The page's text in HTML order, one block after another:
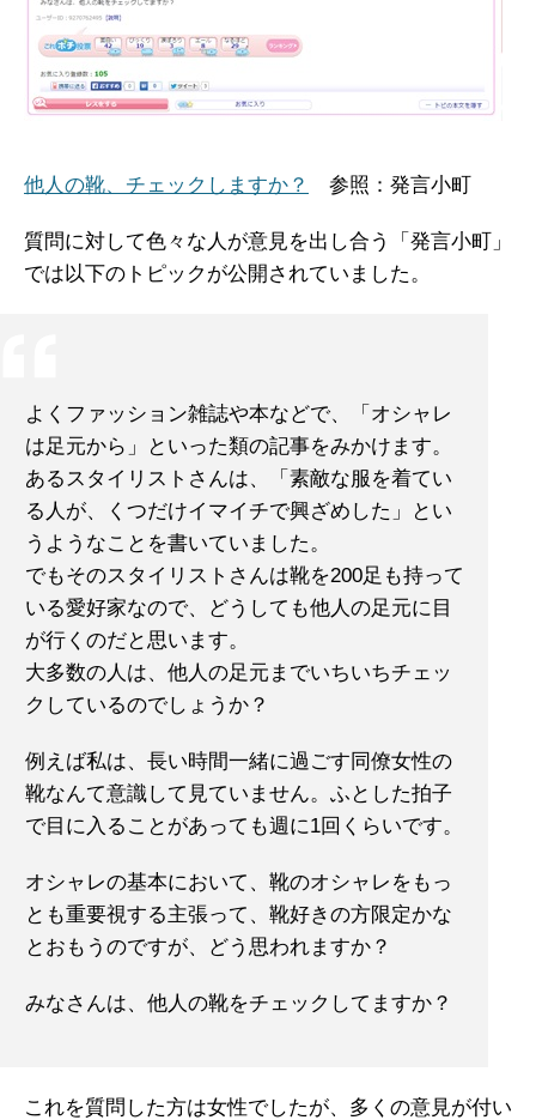
他人の靴、チェックしますか？ 参照：発言小町
質問に対して色々な人が意見を出し合う「発言小町」
では以下のトピックが公開されていました。
よくファッション雑誌や本などで、「オシャレ
は足元から」といった類の記事をみかけます。
あるスタイリストさんは、「素敵な服を着てい
る人が、くつだけイマイチで興ざめした」とい
うようなことを書いていました。
でもそのスタイリストさんは靴を200足も持って
いる愛好家なので、どうしても他人の足元に目
が行くのだと思います。
大多数の人は、他人の足元までいちいちチェッ
クしているのでしょうか？
例えば私は、長い時間一緒に過ごす同僚女性の
靴なんて意識して見ていません。ふとした拍子
で目に入ることがあっても週に1回くらいです。
オシャレの基本において、靴のオシャレをもっ
とも重要視する主張って、靴好きの方限定かな
とおもうのですが、どう思われますか？
みなさんは、他人の靴をチェックしてますか？
これを質問した方は女性でしたが、多くの意見が付い